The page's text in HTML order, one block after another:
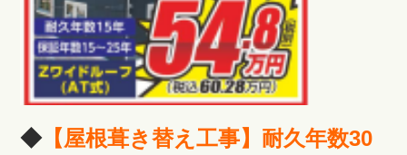
◆【屋根葺き替え工事】耐久年数30